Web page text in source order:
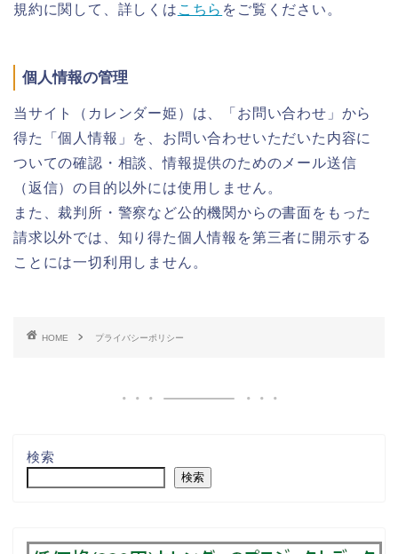
規約に関して、詳しくは こちら をご覧ください。
個人情報の管理
当サイト（カレンダー姫）は、「お問い合わせ」から
得た「個人情報」を、お問い合わせいただいた内容に
ついての確認・相談、情報提供のためのメール送信
（返信）の目的以外には使用しません。
また、裁判所・警察など公的機関からの書面をもった
請求以外では、知り得た個人情報を第三者に開示する
ことには一切利用しません。
HOME プライバシーポリシー
検索
検索